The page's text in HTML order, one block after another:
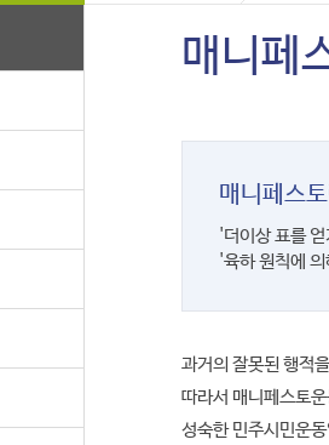
매니페
매니페스
'더이상 표를
'육하 원칙에
과거의 잘못된 행적
따라서 매니페스토
성숙한 민주시민운